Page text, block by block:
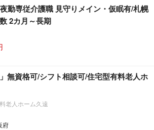
勤専従介護職 見守りメイン・仮眠有/札幌
2カ月～長期
無資格可/シフト相談可/住宅型有料老人ホ
老人ホーム久遠
府